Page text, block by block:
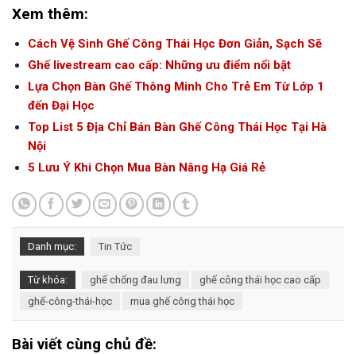
Xem thêm:
Cách Vệ Sinh Ghế Công Thái Học Đơn Giản, Sạch Sẽ
Ghế livestream cao cấp: Những ưu điểm nổi bật
Lựa Chọn Bàn Ghế Thông Minh Cho Trẻ Em Từ Lớp 1
đến Đại Học
Top List 5 Địa Chỉ Bán Bàn Ghế Công Thái Học Tại Hà
Nội
5 Lưu Ý Khi Chọn Mua Bàn Nâng Hạ Giá Rẻ
Danh mục: Tin Tức
Từ khóa: ghế chống đau lưng
ghế công thái học cao cấp
ghế-công-thái-học
mua ghế công thái học
Bài viết cùng chủ đề: